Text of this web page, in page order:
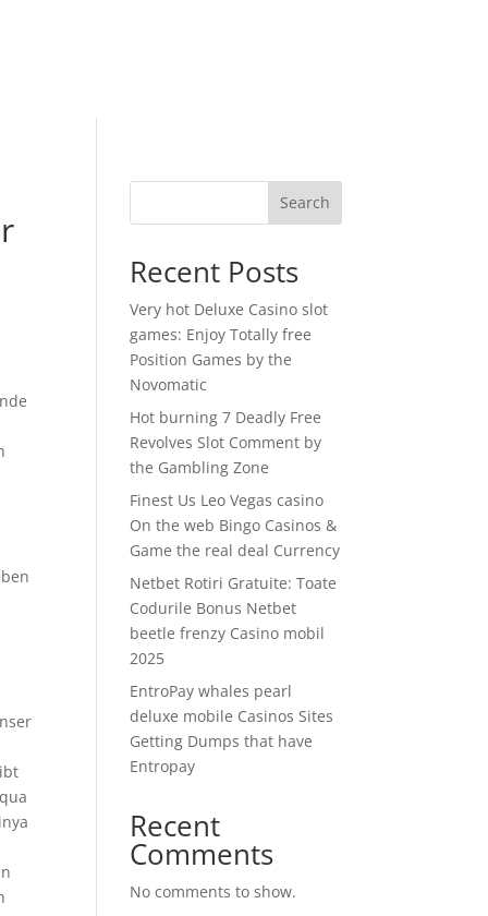
Search
Recent Posts
Very hot Deluxe Casino slot
games: Enjoy Totally free
Position Games by the
Novomatic
Hot burning 7 Deadly Free
Revolves Slot Comment by
the Gambling Zone
Finest Us Leo Vegas casino
On the web Bingo Casinos &
Game the real deal Currency
Netbet Rotiri Gratuite: Toate
Codurile Bonus Netbet
beetle frenzy Casino mobil
2025
EntroPay whales pearl
deluxe mobile Casinos Sites
Getting Dumps that have
Entropay
Recent
Comments
No comments to show.